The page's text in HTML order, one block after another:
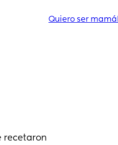
Quiero ser mamá
recetaron